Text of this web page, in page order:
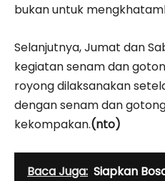
bukan untuk
Selanjutnya, Jumat dan
kegiatan senam dan
royong dilaksanakan
dengan senam dan
kekompakan.(nto)
Baca Juga: Siapkan